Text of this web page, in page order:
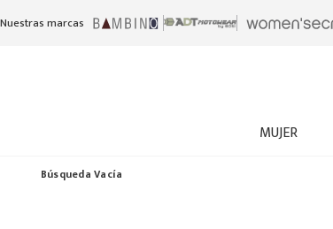
Nuestras marcas
MUJER
Búsqueda Vacía